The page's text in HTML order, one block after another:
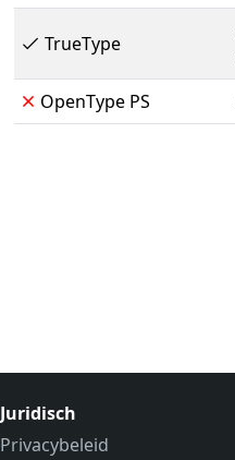
TrueType
OpenType PS
Juridisch
Privacybeleid